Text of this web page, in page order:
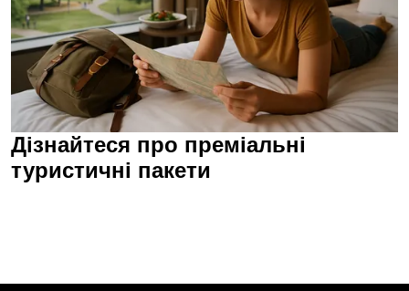
Дізнайтеся про преміальні
туристичні пакети